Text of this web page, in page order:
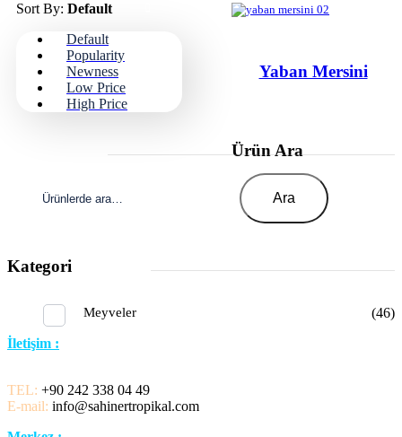
Sort By: Default
Default
Popularity
Newness
Low Price
High Price
Yaban Mersini
Ürün Ara
Ara
Kategori
Meyveler
(46)
İletişim :
TEL: +90 242 338 04 49
E-mail: info@sahinertropikal.com